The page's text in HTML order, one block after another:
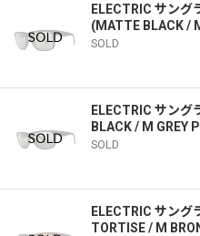
ELECTRIC サング
(MATTE BLACK /
SOLD
ELECTRIC サング
BLACK / M GREY
SOLD
ELECTRIC サング
TORTISE / M